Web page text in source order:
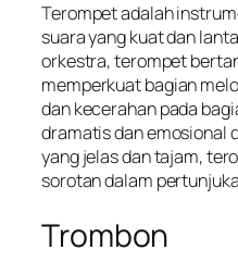
Terompet adalah
suara yang kuat dan
orkestra, terompet
memperkuat bagian
dan kecerahan pada
dramatis dan emosional
yang jelas dan tajam,
sorotan dalam
Trombon